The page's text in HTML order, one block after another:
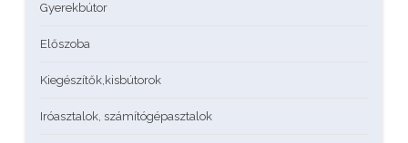
Gyerekbútor
Előszoba
Kiegészítők,kisbútorok
Iróasztalok, számítógépasztalok